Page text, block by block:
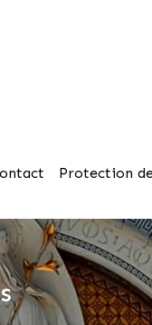
Protection